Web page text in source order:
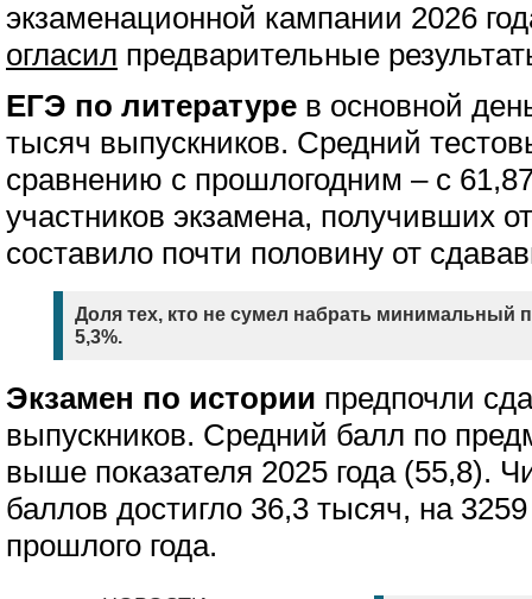
экзаменационной кампании 2026
огласил предварительные
ЕГЭ по литературе в основной
тысяч выпускников. Средний
сравнению с прошлогодним – с
участников экзамена, получивших
составило почти половину от
Доля тех, кто не сумел набрать минимальный
5,3%.
Экзамен по истории предпочли
выпускников. Средний балл по
выше показателя 2025 года (55,8).
баллов достигло 36,3 тысяч, на
прошлого года.